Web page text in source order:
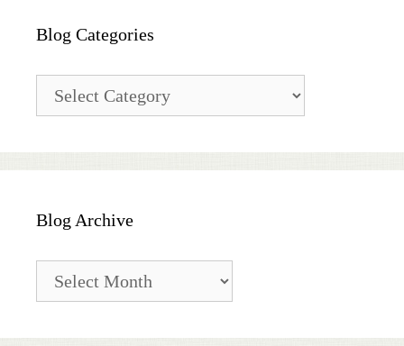
Blog Categories
Categories
Blog Archive
Archive